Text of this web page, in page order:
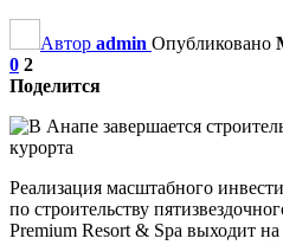
Автор admin Опубликовано
0 2
Поделится
Реализация масштабного
по строительству
Premium Resort & Spa выходит